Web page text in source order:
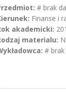
# brak
Finanse i
akademicki:
materialu:
#